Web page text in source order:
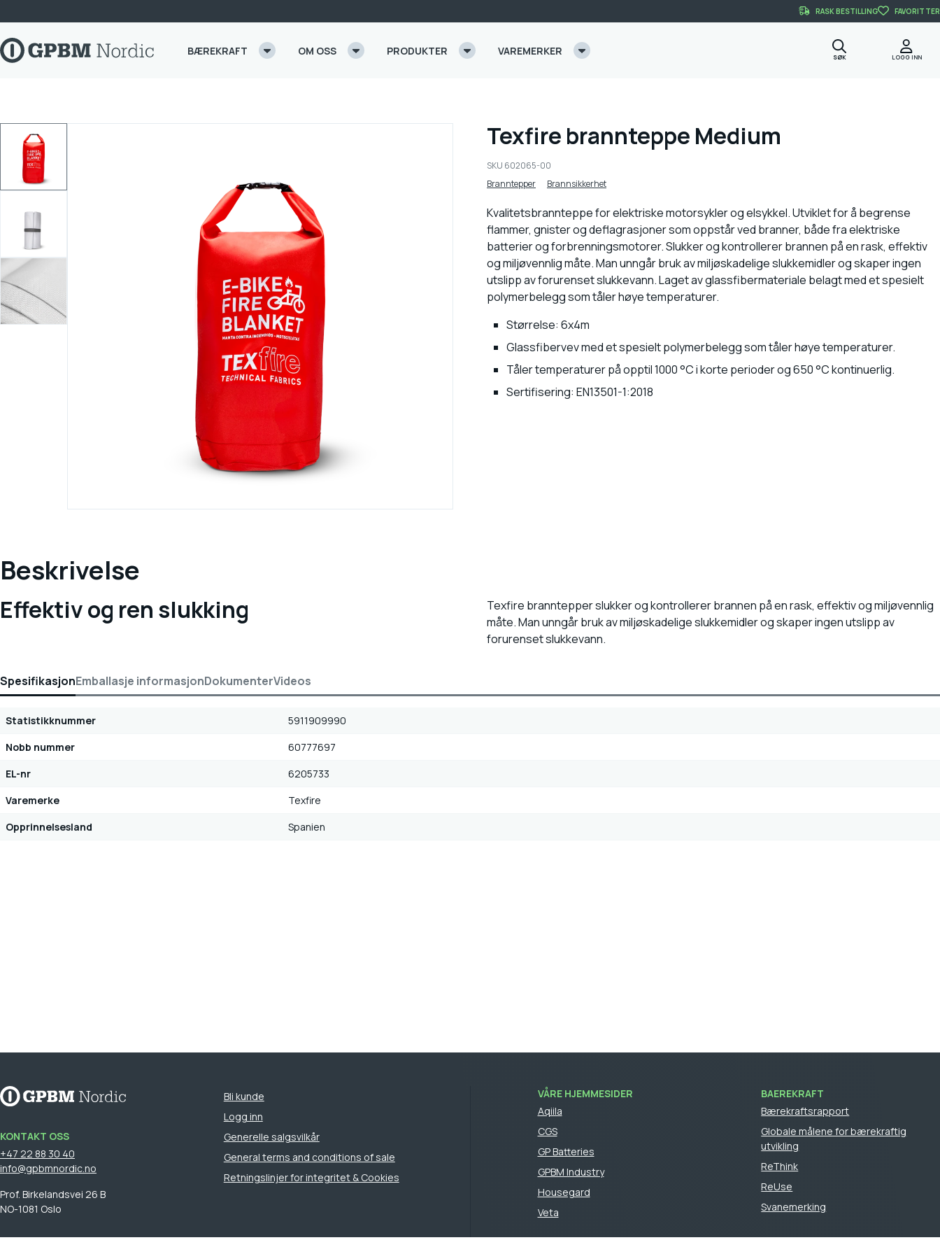
RASK BESTILLING FAVORITTER
BÆREKRAFT OM OSS PRODUKTER VAREMERKER SØK LOGG INN
Texfire brannteppe Medium
SKU 602065-00
Branntepper
Brannsikkerhet
Kvalitetsbrannteppe for elektriske motorsykler og elsykkel. Utviklet for å begrense
flammer, gnister og deflagrasjoner som oppstår ved branner, både fra elektriske
batterier og forbrenningsmotorer. Slukker og kontrollerer brannen på en rask, effektiv
og miljøvennlig måte. Man unngår bruk av miljøskadelige slukkemidler og skaper ingen
utslipp av forurenset slukkevann. Laget av glassfibermateriale belagt med et spesielt
polymerbelegg som tåler høye temperaturer.
Størrelse: 6x4m
Glassfibervev med et spesielt polymerbelegg som tåler høye temperaturer.
Tåler temperaturer på opptil 1000 °C i korte perioder og 650 °C kontinuerlig.
Sertifisering: EN13501-1:2018
Beskrivelse
Effektiv og ren slukking
Texfire branntepper slukker og kontrollerer brannen på en rask, effektiv og miljøvennlig
måte. Man unngår bruk av miljøskadelige slukkemidler og skaper ingen utslipp av
forurenset slukkevann.
SpesifikasjonEmballasje informasjonDokumenterVideos
Statistikknummer
5911909990
Nobb nummer
60777697
EL-nr
6205733
Varemerke
Texfire
Opprinnelsesland
Spanien
KONTAKT OSS
+47 22 88 30 40
info@gpbmnordic.no
Prof. Birkelandsvei 26 B
NO-1081 Oslo
FINN DIN SALGSREPRESENTANT
Bli kunde
Logg inn
Generelle salgsvilkår
General terms and conditions of sale
Retningslinjer for integritet & Cookies
VÅRE HJEMMESIDER
Aqiila
CGS
GP Batteries
GPBM Industry
Housegard
Veta
BAEREKRAFT
Bærekraftsrapport
Globale målene for bærekraftig
utvikling
ReThink
ReUse
Svanemerking